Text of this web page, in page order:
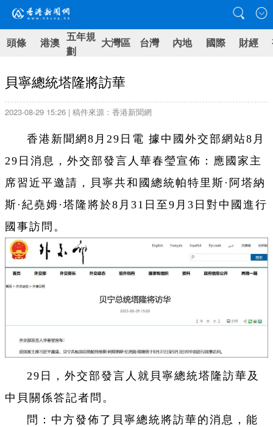
頭條 港澳 五年規
劃
大灣區 台灣 內地 國際 財經
貝寧總統塔隆將訪華
2023-08-29 15:26 | 稿件來源：香港新聞網
香港新聞網8月29日電 據中國外交部網站8月
29日消息，外交部發言人華春瑩宣佈：應國家主
席習近平邀請，貝寧共和國總統帕特里斯·阿塔納
斯·紀堯姆·塔隆將於8月31日至9月3日對中國進行
國事訪問。
29日，外交部發言人就貝寧總統塔隆訪華及
中貝關係答記者問。
問：中方發佈了貝寧總統將訪華的消息，能